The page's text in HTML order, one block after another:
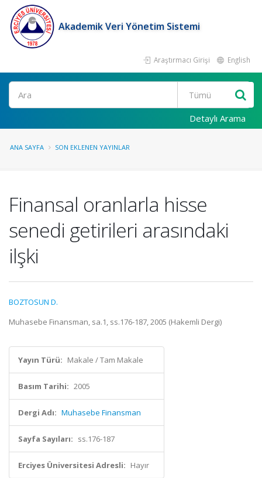
Akademik Veri Yönetim Sistemi
Araştırmacı Girişi English
Ara
Detaylı Arama
ANA SAYFA SON EKLENEN YAYINLAR
Finansal oranlarla hisse
senedi getirileri arasındaki
ilşki
BOZTOSUN D.
Muhasebe Finansman, sa.1, ss.176-187, 2005 (Hakemli Dergi)
Yayın Türü: Makale / Tam Makale
Basım Tarihi: 2005
Dergi Adı: Muhasebe Finansman
Sayfa Sayıları: ss.176-187
Erciyes Üniversitesi Adresli: Hayır